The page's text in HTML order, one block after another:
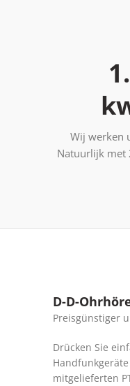
Wij werken
Natuurlijk met
D-D-
Preisgünstiger
Drücken Sie
mitgelieferten